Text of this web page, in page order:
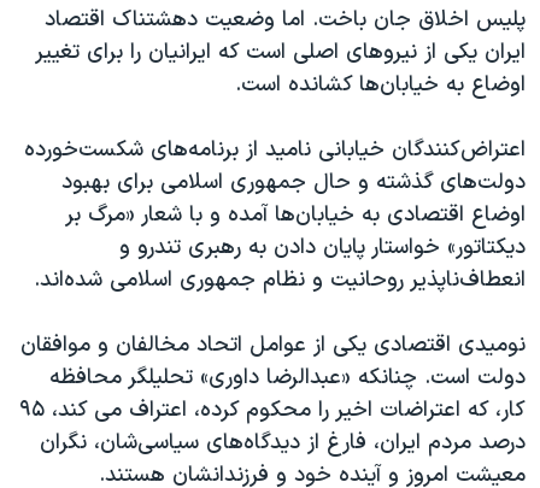
پلیس اخلاق جان باخت. اما وضعیت دهشتناک اقتصاد
ایران یکی از نیروهای اصلی است که ایرانیان را برای تغییر
اوضاع به خیابان‌ها کشانده است.
اعتراض‌کنندگان خیابانی نامید از برنامه‌های شکست‌خورده
دولت‌های گذشته و حال جمهوری اسلامی برای بهبود
اوضاع اقتصادی به خیابان‌ها آمده و با شعار «مرگ بر
دیکتاتور» خواستار پایان دادن به رهبری تندرو و
انعطاف‌ناپذیر روحانیت و نظام جمهوری اسلامی شده‌اند.
نومیدی اقتصادی یکی از عوامل اتحاد مخالفان و موافقان
دولت است. چنانکه «عبدالرضا داوری» تحلیلگر محافظه
کار، که اعتراضات اخیر را محکوم کرده، اعتراف می کند، ۹۵
درصد مردم ایران، فارغ از دیدگاه‌های سیاسی‌شان، نگران
معیشت امروز و آینده خود و فرزندانشان هستند.